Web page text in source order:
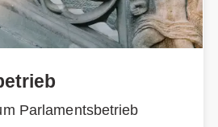
Parlamentsbetrieb